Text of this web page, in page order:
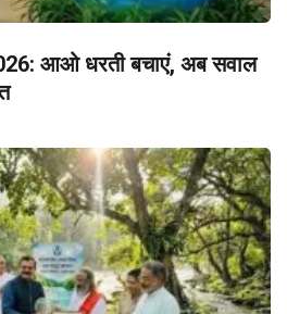
आओ धरती बचाएं, अब सवाल